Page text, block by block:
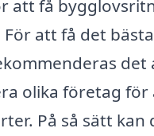
att få
att få det bästa
det
olika företag för
På så sätt kan